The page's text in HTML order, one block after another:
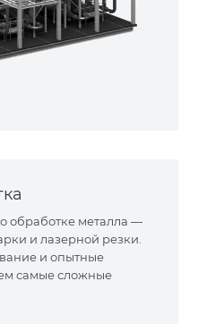
обработке металла —
и лазерной резки.
и опытные
самые сложные